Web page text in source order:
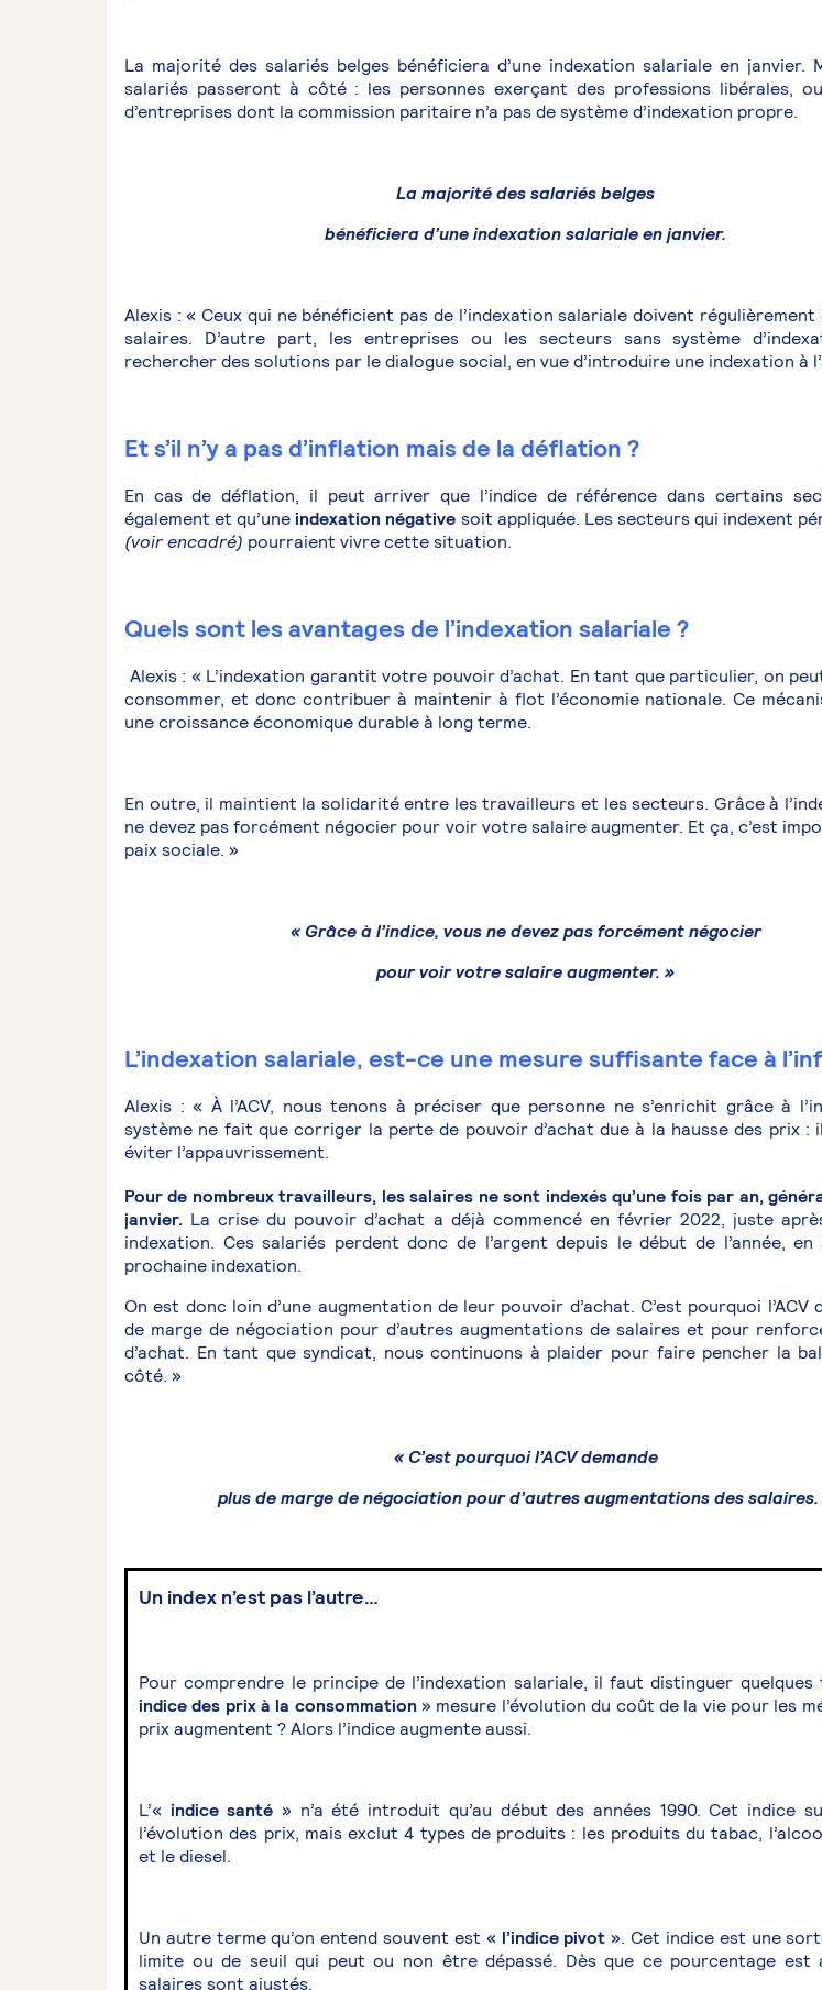
La majorité des salariés belges bénéficiera d’une indexation salariale en janvier.
salariés passeront à côté : les personnes exerçant des professions libérales,
d’entreprises dont la commission paritaire n’a pas de système d’indexation propre.
La majorité des salariés belges
bénéficiera d’une indexation salariale en janvier.
Alexis : « Ceux qui ne bénéficient pas de l’indexation salariale doivent
salaires. D’autre part, les entreprises ou les secteurs sans système
rechercher des solutions par le dialogue social, en vue d’introduire une indexation à
Et s’il n’y a pas d’inflation mais de la déflation ?
En cas de déflation, il peut arriver que l’indice de référence dans certains
également et qu’uneindexation négative soit appliquée. Les secteurs qui indexent
(voir encadré) pourraient vivre cette situation.
Quels sont les avantages de l’indexation salariale ?
Alexis : « L’indexation garantit votre pouvoir d’achat. En tant que particulier, on
consommer, et donc contribuer à maintenir à flot l’économie nationale. Ce
une croissance économique durable à long terme.
En outre, il maintient la solidarité entre les travailleurs et les secteurs. Grâce à
ne devez pas forcément négocier pour voir votre salaire augmenter. Et ça, c’est
paix sociale. »
« Grâce à l’indice, vous ne devez pas forcément négocier
pour voir votre salaire augmenter. »
L’indexation salariale, est-ce une mesure suffisante face à
Alexis : « À l’ACV, nous tenons à préciser que personne ne s’enrichit grâce à
système ne fait que corriger la perte de pouvoir d’achat due à la hausse des prix :
éviter l’appauvrissement.
Pour de nombreux travailleurs, les salaires ne sont indexés qu’une fois par an,
janvier. La crise du pouvoir d’achat a déjà commencé en février 2022, juste
indexation. Ces salariés perdent donc de l’argent depuis le début de l’année,
prochaine indexation.
On est donc loin d’une augmentation de leur pouvoir d’achat. C’est pourquoi l’ACV
de marge de négociation pour d’autres augmentations de salaires et pour
d’achat. En tant que syndicat, nous continuons à plaider pour faire pencher la
côté. »
« C’est pourquoi l’ACV demande
plus de marge de négociation pour d’autres augmentations des salaires.
Un index n’est pas l’autre…
Pour comprendre le principe de l’indexation salariale, il faut distinguer quelques
indice des prix à la consommation» mesure l’évolution du coût de la vie pour les
prix augmentent ? Alors l’indice augmente aussi.
L’« indice santé » n’a été introduit qu’au début des années 1990. Cet indice
l’évolution des prix, mais exclut 4 types de produits : les produits du tabac,
et le diesel.
Un autre terme qu’on entend souvent est « l’indice pivot ». Cet indice est une
limite ou de seuil qui peut ou non être dépassé. Dès que ce pourcentage est
salaires sont ajustés.